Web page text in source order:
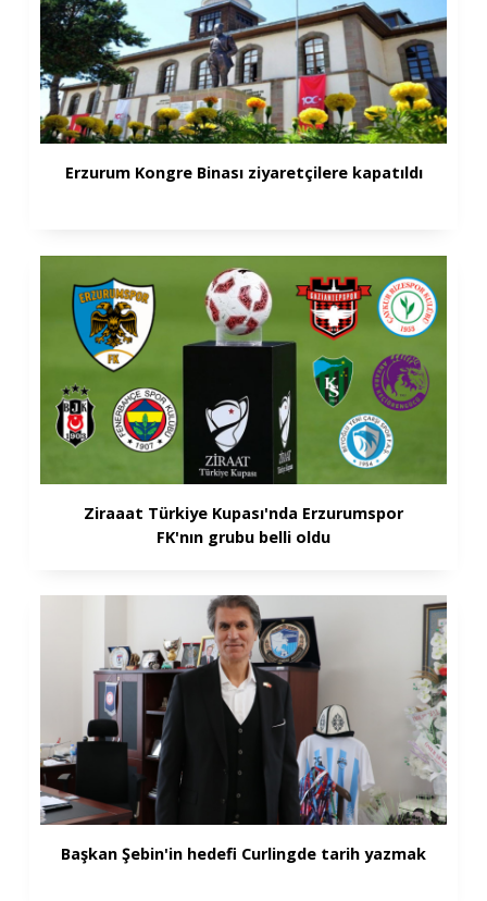
Erzurum Kongre Binası ziyaretçilere kapatıldı
Ziraaat Türkiye Kupası'nda Erzurumspor
FK'nın grubu belli oldu
Başkan Şebin'in hedefi Curlingde tarih yazmak